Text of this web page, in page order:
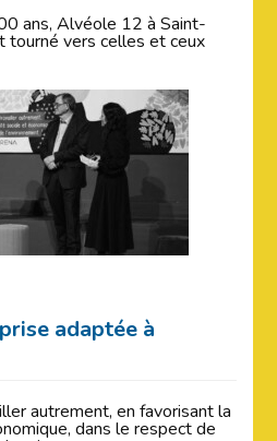
ans, Alvéole 12 à Saint-
tourné vers celles et ceux
adaptée à
autrement, en favorisant la
dans le respect de